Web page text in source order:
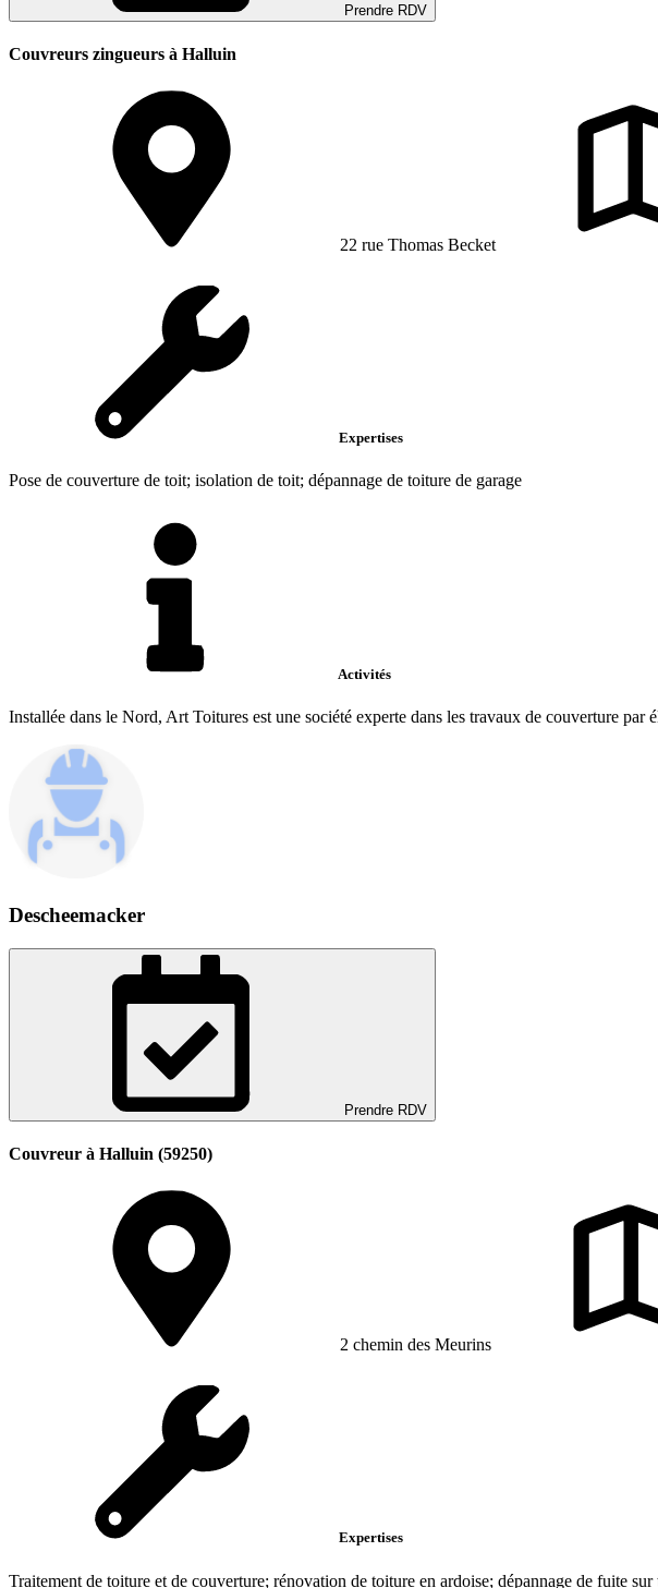
Prendre RDV
Couvreurs zingueurs à Halluin
22 rue Thomas Becket
Expertises
Pose de couverture de toit; isolation de toit; dépannage de toiture de garage
Activités
Installée dans le Nord, Art Toitures est une société experte dans les travaux de couverture par
Descheemacker
Prendre RDV
Couvreur à Halluin (59250)
2 chemin des Meurins
Expertises
Traitement de toiture et de couverture; rénovation de toiture en ardoise; dépannage de fuite